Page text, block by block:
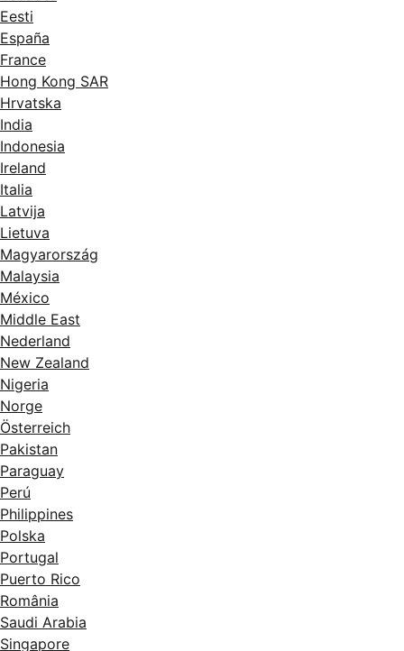
Eesti
España
France
Hong Kong SAR
Hrvatska
India
Indonesia
Ireland
Italia
Latvija
Lietuva
Magyarország
Malaysia
México
Middle East
Nederland
New Zealand
Nigeria
Norge
Österreich
Pakistan
Paraguay
Perú
Philippines
Polska
Portugal
Puerto Rico
România
Saudi Arabia
Singapore